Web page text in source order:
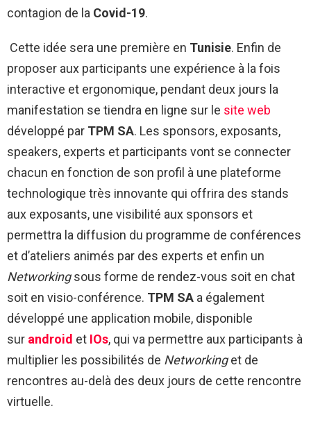
contagion de la Covid-19.
Cette idée sera une première en Tunisie. Enfin de
proposer aux participants une expérience à la fois
interactive et ergonomique, pendant deux jours la
manifestation se tiendra en ligne sur le site web
développé par TPM SA. Les sponsors, exposants,
speakers, experts et participants vont se connecter
chacun en fonction de son profil à une plateforme
technologique très innovante qui offrira des stands
aux exposants, une visibilité aux sponsors et
permettra la diffusion du programme de conférences
et d’ateliers animés par des experts et enfin un
Networkingsous forme de rendez-vous soit en chat
soit en visio-conférence. TPM SA a également
développé une application mobile, disponible
sur android et IOs, qui va permettre aux participants à
multiplier les possibilités de Networkinget de
rencontres au-delà des deux jours de cette rencontre
virtuelle.